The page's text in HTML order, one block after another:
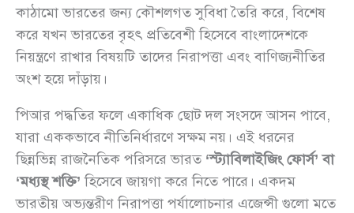
কাঠামো ভারতের জন্য কৌশলগত সুবিধা তৈরি করে, বিশেষ
করে যখন ভারতের বৃহৎ প্রতিবেশী হিসেবে বাংলাদেশকে
নিয়ন্ত্রণে রাখার বিষয়টি তাদের নিরাপত্তা এবং বাণিজ্যনীতির
অংশ হয়ে দাঁড়ায়।
পিআর পদ্ধতির ফলে একাধিক ছোট দল সংসদে আসন পাবে,
যারা এককভাবে নীতিনির্ধারণে সক্ষম নয়। এই ধরনের
ছিন্নভিন্ন রাজনৈতিক পরিসরে ভারত ‘স্ট্যাবিলাইজিং ফোর্স’ বা
‘মধ্যস্থ শক্তি’ হিসেবে জায়গা করে নিতে পারে। একদম
ভারতীয় অভ্যন্তরীণ নিরাপত্তা পর্যালোচনার এজেন্সী গুলো মতে